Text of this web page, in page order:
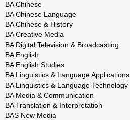
BA Chinese
BA Chinese Language
BA Chinese & History
BA Creative Media
BA Digital Television & Broadcasting
BA English
BA English Studies
BA Linguistics & Language Applications
BA Linguistics & Language Technology
BA Media & Communication
BA Translation & Interpretation
BAS New Media